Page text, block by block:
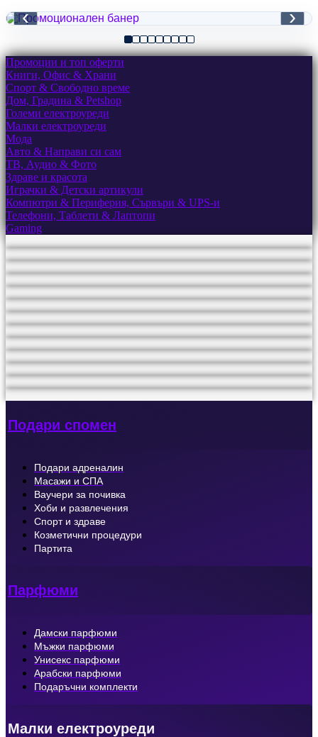
‹ ›
Промоции и топ оферти
Книги, Офис & Храни
Спорт & Свободно време
Дом, Градина & Petshop
Големи електроуреди
Малки електроуреди
Мода
Авто & Направи си сам
ТВ, Аудио & Фото
Здраве и красота
Играчки & Детски артикули
Компютри & Периферия, Сървъри & UPS-и
Телефони, Таблети & Лаптопи
Gaming
Подари спомен
Подари адреналин
Масажи и СПА
Ваучери за почивка
Хоби и развлечения
Спорт и здраве
Козметични процедури
Партита
Парфюми
Дамски парфюми
Мъжки парфюми
Унисекс парфюми
Арабски парфюми
Подаръчни комплекти
Малки електроуреди